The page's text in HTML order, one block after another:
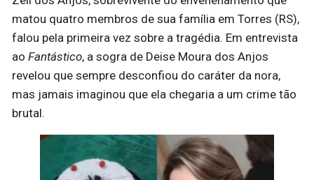
matou quatro membros de sua família em Torres (RS),
falou pela primeira vez sobre a tragédia. Em entrevista
ao Fantástico, a sogra de Deise Moura dos Anjos
revelou que sempre desconfiou do caráter da nora,
mas jamais imaginou que ela chegaria a um crime tão
brutal.